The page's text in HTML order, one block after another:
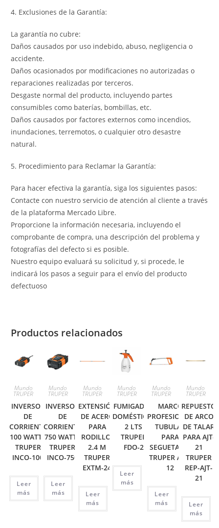
4. Exclusiones de la Garantía:
La garantía no cubre:
Daños causados por uso indebido, abuso, negligencia o
accidente.
Daños ocasionados por modificaciones no autorizadas o
reparaciones realizadas por terceros.
Desgaste normal del producto, incluyendo partes
consumibles como baterías, bombillas, etc.
Daños causados por factores externos como incendios,
inundaciones, terremotos, o cualquier otro desastre
natural.
5. Procedimiento para Reclamar la Garantía:
Para hacer efectiva la garantía, siga los siguientes pasos:
Contacte con nuestro servicio de atención al cliente a través
de la plataforma Mercado Libre.
Proporcione la información necesaria, incluyendo el
comprobante de compra, una descripción del problema y
fotografías del defecto si es posible.
Nuestro equipo evaluará su solicitud y, si procede, le
indicará los pasos a seguir para el envío del producto
defectuoso
Productos relacionados
Mundo
TRUPER
INVERSOR
DE
CORRIENTE
100 WATTS
TRUPER
INCO-100
Leer
más
Mundo
TRUPER
INVERSOR
DE
CORRIENTE
750 WATTS
TRUPER
INCO-750
Leer
más
Mundo
TRUPER
EXTENSIÓN
DE ACERO
PARA
RODILLO,
2.4 M
TRUPER
EXTM-24
Leer
más
Mundo
TRUPER
FUMIGADOR
DOMÉSTICO,
2 LTS
TRUPER
FDO-2
Leer
más
Mundo
TRUPER
MARCO
PROFESIONAL
TUBULAR
PARA
SEGUETA 12′
TRUPER ATT-
12
Leer
más
Mundo
TRUPER
REPUESTO
DE ARCO
DE TALAR
PARA AJT-
21
TRUPER
REP-AJT-
21
Leer
más